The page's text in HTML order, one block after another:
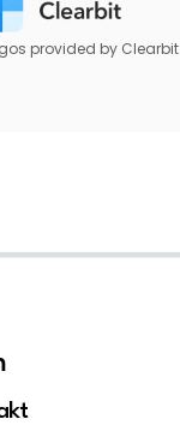
provided by Clearbit